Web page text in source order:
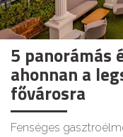
5 panorámás
ahonnan a
fővárosra
Fenséges